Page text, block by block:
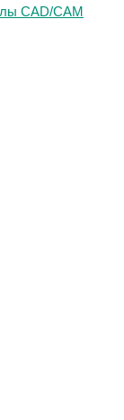
CAD/CAM